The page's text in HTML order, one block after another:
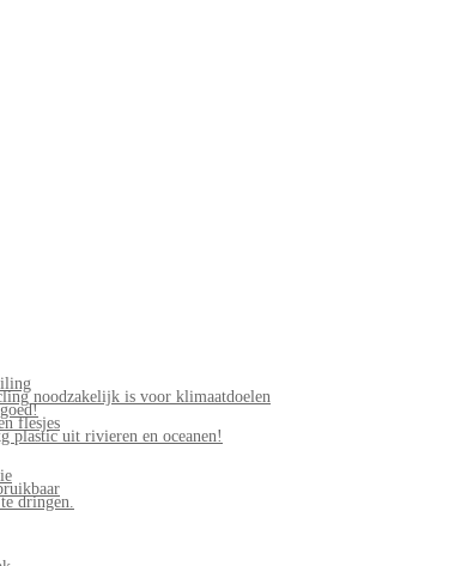
noodzakelijk is voor klimaatdoelen
flesjes
plastic uit rivieren en oceanen!
dringen.